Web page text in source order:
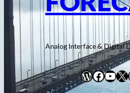
Analog Interface & Digital
X